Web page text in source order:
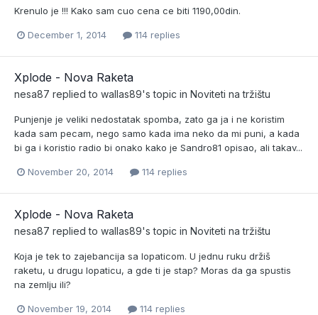
Krenulo je !!! Kako sam cuo cena ce biti 1190,00din.
December 1, 2014 114 replies
Xplode - Nova Raketa
nesa87 replied to wallas89's topic in Noviteti na tržištu
Punjenje je veliki nedostatak spomba, zato ga ja i ne koristim
kada sam pecam, nego samo kada ima neko da mi puni, a kada
bi ga i koristio radio bi onako kako je Sandro81 opisao, ali takav...
November 20, 2014 114 replies
Xplode - Nova Raketa
nesa87 replied to wallas89's topic in Noviteti na tržištu
Koja je tek to zajebancija sa lopaticom. U jednu ruku držiš
raketu, u drugu lopaticu, a gde ti je stap? Moras da ga spustis
na zemlju ili?
November 19, 2014 114 replies